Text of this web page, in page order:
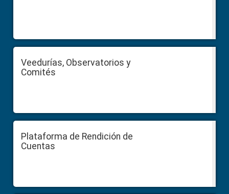
Veedurías, Observatorios y
Comités
Plataforma de Rendición de
Cuentas